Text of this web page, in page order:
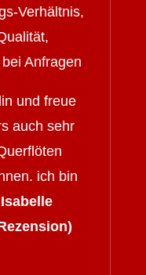
Verhältnis,
Anfragen
und freue
auch sehr
ich bin
Isabelle